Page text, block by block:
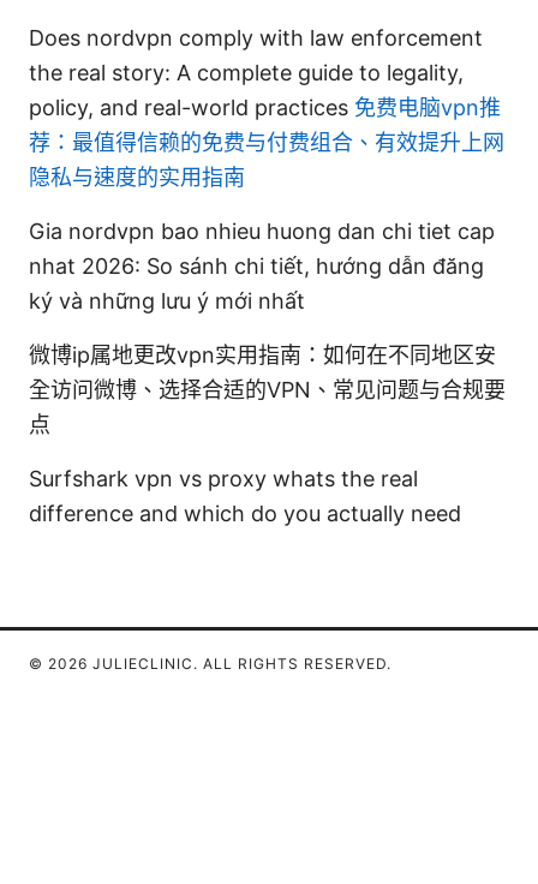
Does nordvpn comply with law enforcement
the real story: A complete guide to legality,
policy, and real-world practices 免费电脑vpn推
荐：最值得信赖的免费与付费组合、有效提升上网
隐私与速度的实用指南
Gia nordvpn bao nhieu huong dan chi tiet cap
nhat 2026: So sánh chi tiết, hướng dẫn đăng
ký và những lưu ý mới nhất
微博ip属地更改vpn实用指南：如何在不同地区安
全访问微博、选择合适的VPN、常见问题与合规要
点
Surfshark vpn vs proxy whats the real
difference and which do you actually need
© 2026 JULIECLINIC. ALL RIGHTS RESERVED.